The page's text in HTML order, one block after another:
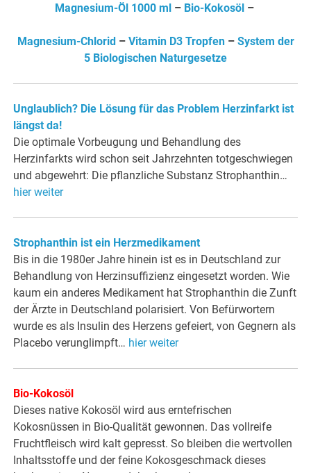
Magnesium-Öl 1000 ml– Bio-Kokosöl–
Magnesium-Chlorid– Vitamin D3 Tropfen– System der
5 Biologischen Naturgesetze
Unglaublich? Die Lösung für das Problem Herzinfarkt ist
längst da!
Die optimale Vorbeugung und Behandlung des
Herzinfarkts wird schon seit Jahrzehnten totgeschwiegen
und abgewehrt: Die pflanzliche Substanz Strophanthin…
hier weiter
Strophanthin ist ein Herzmedikament
Bis in die 1980er Jahre hinein ist es in Deutschland zur
Behandlung von Herzinsuffizienz eingesetzt worden. Wie
kaum ein anderes Medikament hat Strophanthin die Zunft
der Ärzte in Deutschland polarisiert. Von Befürwortern
wurde es als Insulin des Herzens gefeiert, von Gegnern als
Placebo verunglimpft… hier weiter
Bio-Kokosöl
Dieses native Kokosöl wird aus erntefrischen
Kokosnüssen in Bio-Qualität gewonnen. Das vollreife
Fruchtfleisch wird kalt gepresst. So bleiben die wertvollen
Inhaltsstoffe und der feine Kokosgeschmack dieses